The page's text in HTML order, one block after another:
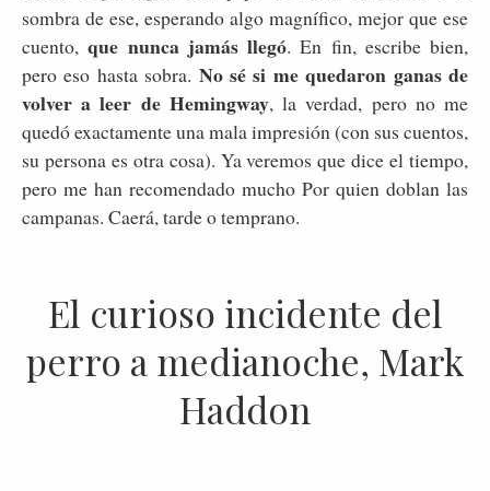
sombra de ese, esperando algo magnífico, mejor que ese
cuento,que nunca jamás llegó. En fin, escribe bien,
pero eso hasta sobra. No sé si me quedaron ganas de
volver a leer de Hemingway, la verdad, pero no me
quedó exactamente una mala impresión (con sus cuentos,
su persona es otra cosa). Ya veremos que dice el tiempo,
pero me han recomendado mucho Por quien doblan las
campanas. Caerá, tarde o temprano.
El curioso incidente del
perro a medianoche, Mark
Haddon